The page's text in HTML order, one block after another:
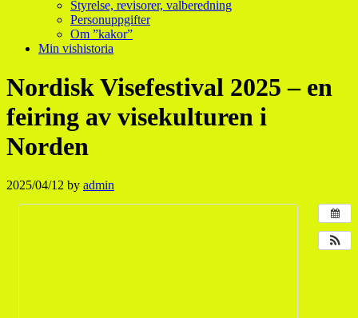
Styrelse, revisorer, valberedning
Personuppgifter
Om ”kakor”
Min vishistoria
Nordisk Visefestival 2025 – en
feiring av visekulturen i
Norden
2025/04/12 by admin